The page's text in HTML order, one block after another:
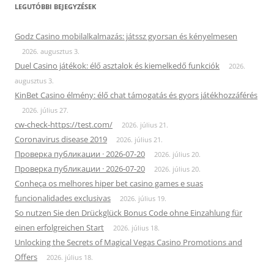
LEGUTÓBBI BEJEGYZÉSEK
Godz Casino mobilalkalmazás: játssz gyorsan és kényelmesen
2026. augusztus 3.
Duel Casino játékok: élő asztalok és kiemelkedő funkciók
2026.
augusztus 3.
KinBet Casino élmény: élő chat támogatás és gyors játékhozzáférés
2026. július 27.
cw-check-https://test.com/ 2026. július 21.
Coronavirus disease 2019 2026. július 21.
Проверка публикации · 2026-07-20 2026. július 20.
Проверка публикации · 2026-07-20 2026. július 20.
Conheça os melhores hiper bet casino games e suas
funcionalidades exclusivas
2026. július 19.
So nutzen Sie den Drückglück Bonus Code ohne Einzahlung für
einen erfolgreichen Start
2026. július 18.
Unlocking the Secrets of Magical Vegas Casino Promotions and
Offers
2026. július 18.